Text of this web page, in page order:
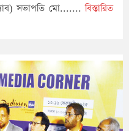
সভাপতি মো.......বিস্তারিত